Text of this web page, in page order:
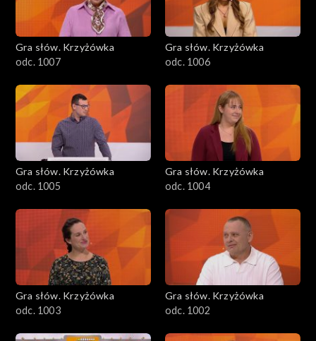
Gra słów. Krzyżówka
odc. 1007
Gra słów. Krzyżówka
odc. 1006
Gra słów. Krzyżówka
odc. 1005
Gra słów. Krzyżówka
odc. 1004
Gra słów. Krzyżówka
odc. 1003
Gra słów. Krzyżówka
odc. 1002